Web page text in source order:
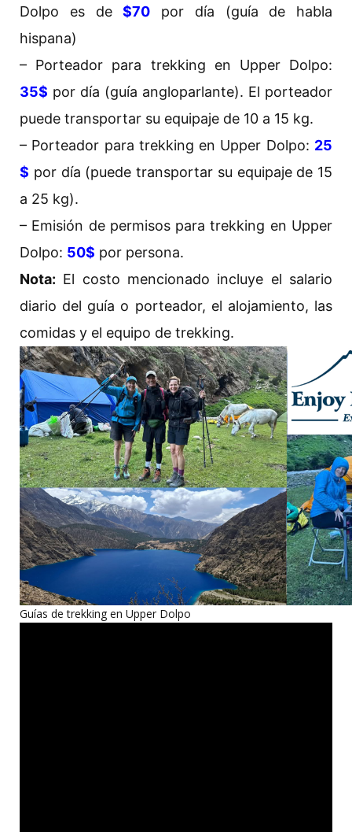
Dolpo es de$70 por día (guía de habla
hispana)
– Porteador para trekking en Upper Dolpo:
35$ por día (guía angloparlante). El porteador
puede transportar su equipaje de 10 a 15 kg.
– Porteador para trekking en Upper Dolpo: 25
$ por día (puede transportar su equipaje de 15
a 25 kg).
– Emisión de permisos para trekking en Upper
Dolpo: 50$ por persona.
Nota: El costo mencionado incluye el salario
diario del guía o porteador, el alojamiento, las
comidas y el equipo de trekking.
Guías de trekking en Upper Dolpo